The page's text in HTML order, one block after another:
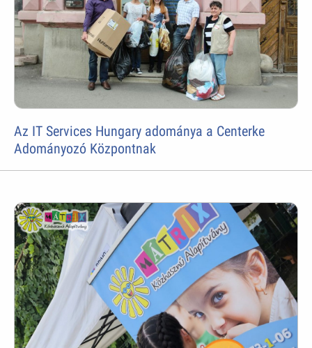
Az IT Services Hungary adománya a Centerke
Adományozó Központnak